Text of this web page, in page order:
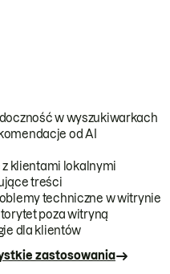
w wyszukiwarkach
od AI
z klientami lokalnymi
treści
techniczne w witrynie
poza witryną
dla klientów
zastosowania